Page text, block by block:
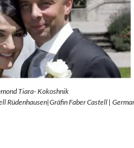
Tiara- Kokoshnik
Rüdenhausen|Gräfin Faber Castell |